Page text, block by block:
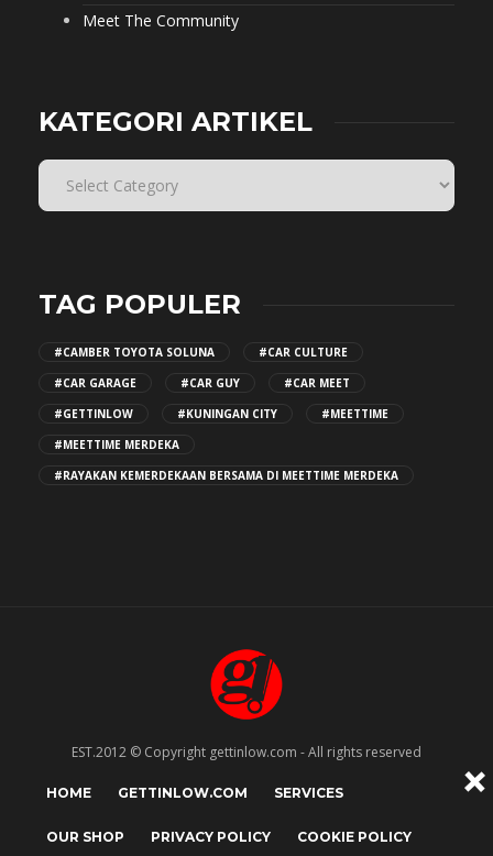
Meet The Community
KATEGORI ARTIKEL
TAG POPULER
#CAMBER TOYOTA SOLUNA
#CAR CULTURE
#CAR GARAGE
#CAR GUY
#CAR MEET
#GETTINLOW
#KUNINGAN CITY
#MEETTIME
#MEETTIME MERDEKA
#RAYAKAN KEMERDEKAAN BERSAMA DI MEETTIME MERDEKA
EST.2012 © Copyright gettinlow.com - All rights reserved
HOME GETTINLOW.COM SERVICES
OUR SHOP PRIVACY POLICY COOKIE POLICY